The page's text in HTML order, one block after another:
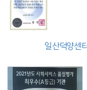
일산덕양센